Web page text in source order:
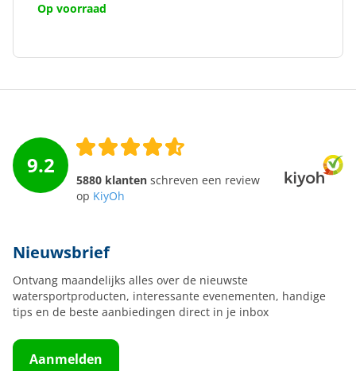
Op voorraad
9.2
5880 klanten schreven een review
op KiyOh
Nieuwsbrief
Ontvang maandelijks alles over de nieuwste
watersportproducten, interessante evenementen, handige
tips en de beste aanbiedingen direct in je inbox
Aanmelden